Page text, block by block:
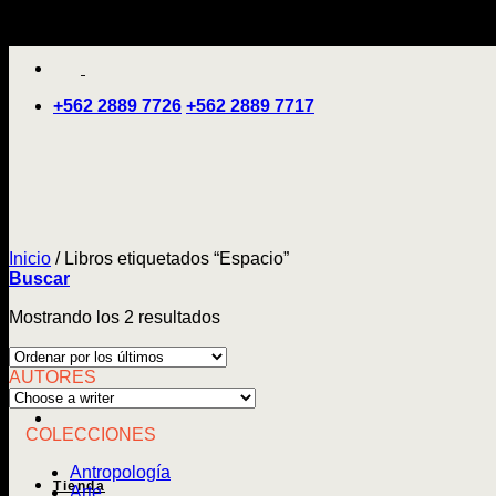
+562 2889 7726 +562 2889 7717
Tienda
Inicio /Libros etiquetados “Espacio”
Buscar
Mostrando los 2 resultadosOrdenado
los
AUTORES
COLECCIONES
Antropología
Arte